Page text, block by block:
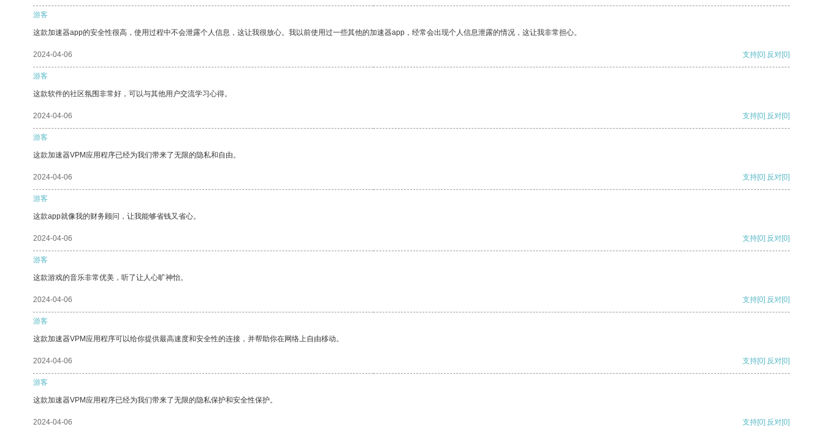
游客
这款加速器app的安全性很高，使用过程中不会泄露个人信息，这让我很放心。我以前使用过一些其他的加速器app，经常会出现个人信息泄露的情况，这让我非常担心。
2024-04-06 支持[0] 反对[0]
游客
这款软件的社区氛围非常好，可以与其他用户交流学习心得。
2024-04-06 支持[0] 反对[0]
游客
这款加速器VPM应用程序已经为我们带来了无限的隐私和自由。
2024-04-06 支持[0] 反对[0]
游客
这款app就像我的财务顾问，让我能够省钱又省心。
2024-04-06 支持[0] 反对[0]
游客
这款游戏的音乐非常优美，听了让人心旷神怡。
2024-04-06 支持[0] 反对[0]
游客
这款加速器VPM应用程序可以给你提供最高速度和安全性的连接，并帮助你在网络上自由移动。
2024-04-06 支持[0] 反对[0]
游客
这款加速器VPM应用程序已经为我们带来了无限的隐私保护和安全性保护。
2024-04-06 支持[0] 反对[0]